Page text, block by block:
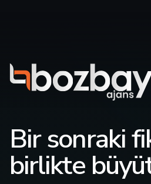
Bir sonraki
birlikte